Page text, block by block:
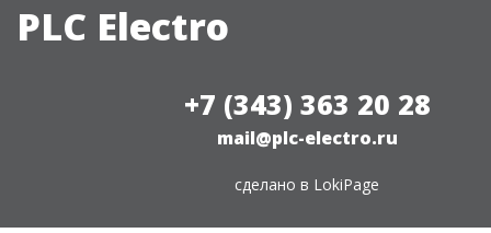
PLC Electro
+7 (343) 363 20 28
mail@plc-electro.ru
сделано в LokiPage